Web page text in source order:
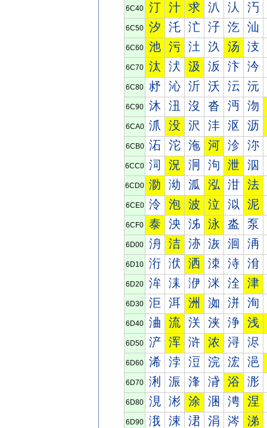
6C40 汀 汁 求 汃 汄 汅
6C50 汐 汑 汒 汓 汔 汕
6C60 池 污 汢 汣 汤 汥
6C70 汰 汱 汲 汳 汴 汵
6C80 沀 沁 沂 沃 沄 沅
6C90 沐 沑 沒 沓 沔 沕
6CA0 沠 没 沢 沣 沤 沥
6CB0 沰 沱 沲 河 沴 沵
6CC0 泀 況 泂 泃 泄 泅
6CD0 泐 泑 泒 泓 泔 法
6CE0 泠 泡 波 泣 泤 泥
6CF0 泰 泱 泲 泳 泴 泵
6D00 洀 洁 洂 洃 洄 洅
6D10 洐 洑 洒 洓 洔 洕
6D20 洠 洡 洢 洣 洤 津
6D30 洰 洱 洲 洳 洴 洵
6D40 浀 流 浂 浃 浄 浅
6D50 浐 浑 浒 浓 浔 浕
6D60 浠 浡 浢 浣 浤 浥
6D70 浰 浱 浲 浳 浴 浵
6D80 涀 涁 涂 涃 涄 涅
6D90 涐 涑 涒 涓 涔 涕